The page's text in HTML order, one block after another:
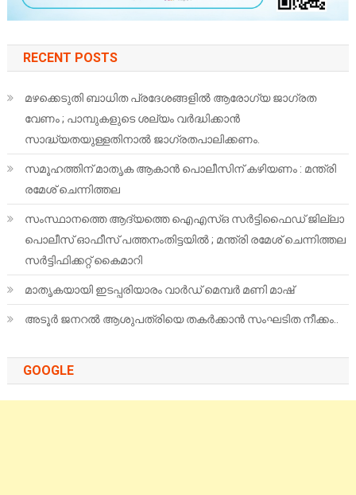
RECENT POSTS
മഴക്കെടുതി ബാധിത പ്രദേശങ്ങളിൽ ആരോഗ്യ ജാഗ്രത
വേണം ; പാമ്പുകളുടെ ശല്യം വർദ്ധിക്കാൻ
സാദ്ധ്യതയുള്ളതിനാൽ ജാഗ്രതപാലിക്കണം.
സമൂഹത്തിന് മാതൃക ആകാൻ പൊലീസിന് കഴിയണം : മന്ത്രി
രമേശ് ചെന്നിത്തല
സംസ്ഥാനത്തെ ആദ്യത്തെ ഐഎസ്ഒ സർട്ടിഫൈഡ് ജില്ലാ
പൊലീസ് ഓഫീസ് പത്തനംതിട്ടയിൽ ; മന്ത്രി രമേശ് ചെന്നിത്തല
സർട്ടിഫിക്കറ്റ് കൈമാറി
മാതൃകയായി ഇടപ്പരിയാരം വാർഡ് മെമ്പർ മണി മാഷ്
അടൂർ ജനറൽ ആശുപത്രിയെ തകർക്കാൻ സംഘടിത നീക്കം..
GOOGLE